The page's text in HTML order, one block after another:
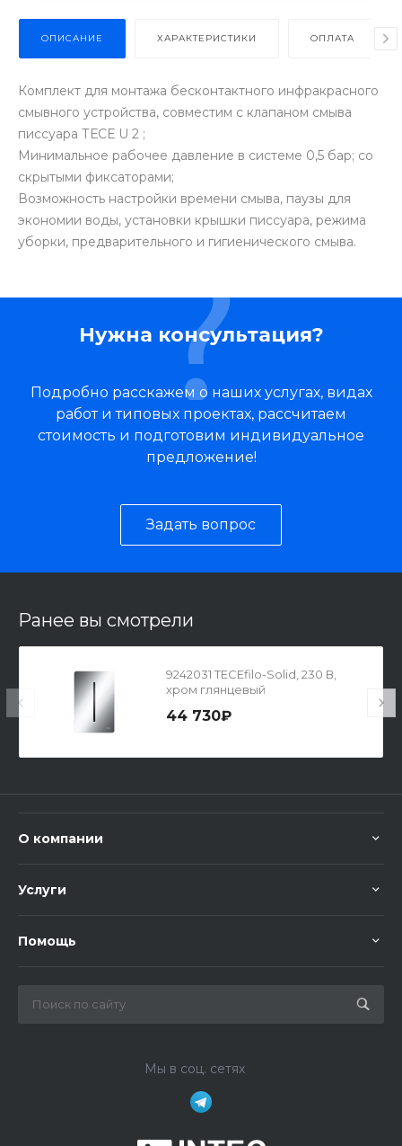
ОПИСАНИЕ ХАРАКТЕРИСТИКИ ОПЛАТА
Комплект для монтажа бесконтактного инфракрасного
смывного устройства, совместим с клапаном смыва
писсуара ТЕСЕ U 2 ;
Минимальное рабочее давление в системе 0,5 бар; со
скрытыми фиксаторами;
Возможность настройки времени смыва, паузы для
экономии воды, установки крышки писсуара, режима
уборки, предварительного и гигиенического смыва.
Нужна консультация?
Подробно расскажем о наших услугах, видах
работ и типовых проектах, рассчитаем
стоимость и подготовим индивидуальное
предложение!
Задать вопрос
Ранее вы смотрели
9242031 TECEfilo-Solid, 230 В,
хром глянцевый
44 730₽
О компании
Услуги
Помощь
Мы в соц. сетях